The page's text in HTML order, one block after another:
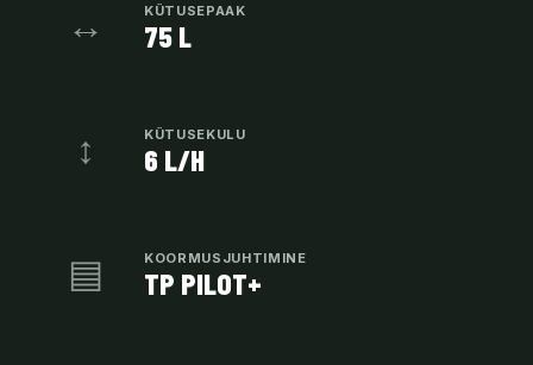
↔ KÜTUSEPAAK
75 L
↕ KÜTUSEKULU
6 L/H
▤ KOORMUSJUHTIMINE
TP PILOT+